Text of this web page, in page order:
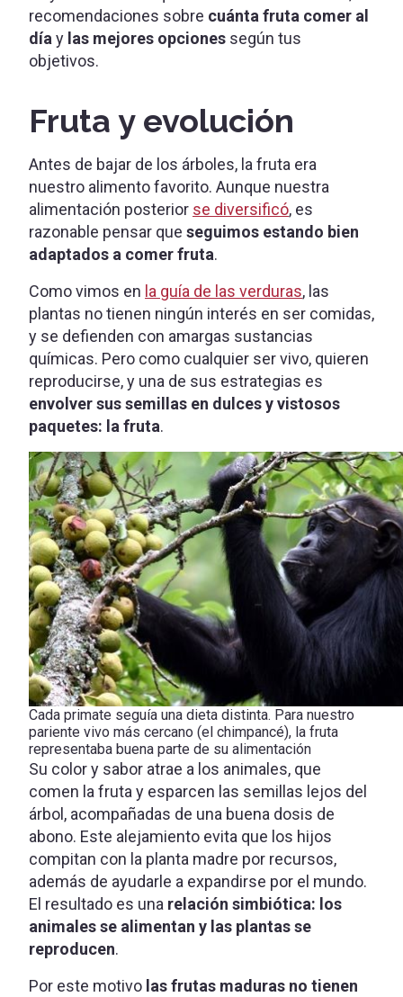
recomendaciones sobre cuánta fruta comer al
díay las mejores opciones según tus
objetivos.
Fruta y evolución
Antes de bajar de los árboles, la fruta era
nuestro alimento favorito. Aunque nuestra
alimentación posterior se diversificó, es
razonable pensar que seguimos estando bien
adaptados a comer fruta.
Como vimos en la guía de las verduras, las
plantas no tienen ningún interés en ser comidas,
y se defienden con amargas sustancias
químicas. Pero como cualquier ser vivo, quieren
reproducirse, y una de sus estrategias es
envolver sus semillas en dulces y vistosos
paquetes: la fruta.
Cada primate seguía una dieta distinta. Para nuestro
pariente vivo más cercano (el chimpancé), la fruta
representaba buena parte de su alimentación
Su color y sabor atrae a los animales, que
comen la fruta y esparcen las semillas lejos del
árbol, acompañadas de una buena dosis de
abono. Este alejamiento evita que los hijos
compitan con la planta madre por recursos,
además de ayudarle a expandirse por el mundo.
El resultado es una relación simbiótica: los
animales se alimentan y las plantas se
reproducen.
Por este motivo las frutas maduras no tienen